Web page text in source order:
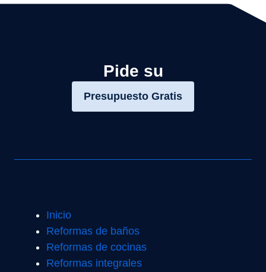
Pide su
Presupuesto Gratis
Inicio
Reformas de baños
Reformas de cocinas
Reformas integrales